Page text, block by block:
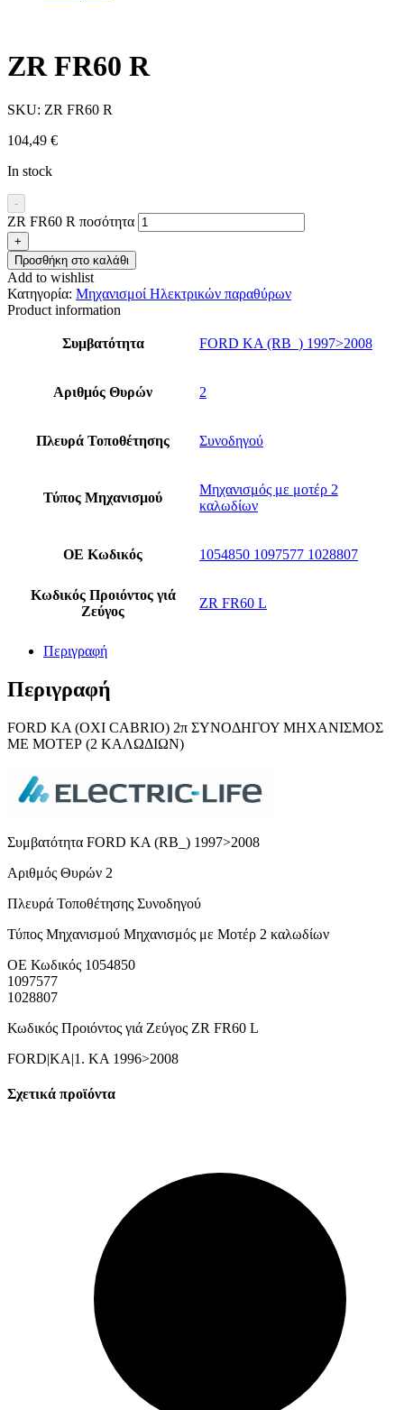
ZR FR60 R
SKU: ZR FR60 R
104,49 €
In stock
-
ZR FR60 R ποσότητα
+
Προσθήκη στο καλάθι
Add to wishlist
Κατηγορία: Μηχανισμοί Ηλεκτρικών παραθύρων
Product information
Συμβατότητα FORD KA (RB_) 1997>2008
Αριθμός Θυρών 2
Πλευρά Τοποθέτησης Συνοδηγού
Τύπος Μηχανισμού
Μηχανισμός με μοτέρ 2
καλωδίων
ΟΕ Κωδικός 1054850 1097577 1028807
Κωδικός Προιόντος γιά
Ζεύγος
ZR FR60 L
Περιγραφή
Περιγραφή
FORD KA (ΟΧΙ CABRIO) 2π ΣΥΝΟΔΗΓΟΥ ΜΗΧΑΝΙΣΜΟΣ
ΜΕ ΜΟΤΕΡ (2 ΚΑΛΩΔΙΩΝ)
Συμβατότητα FORD KA (RB_) 1997>2008
Αριθμός Θυρών 2
Πλευρά Τοποθέτησης Συνοδηγού
Τύπος Μηχανισμού Μηχανισμός με Μοτέρ 2 καλωδίων
ΟΕ Κωδικός 1054850
1097577
1028807
Κωδικός Προιόντος γιά Ζεύγος ZR FR60 L
FORD|KA|1. KA 1996>2008
Σχετικά προϊόντα